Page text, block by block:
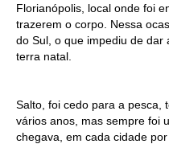
Florianópolis, local onde foi
trazerem o corpo. Nessa
do Sul, o que impediu de dar
terra natal.
Salto, foi cedo para a pesca,
vários anos, mas sempre foi
chegava, em cada cidade